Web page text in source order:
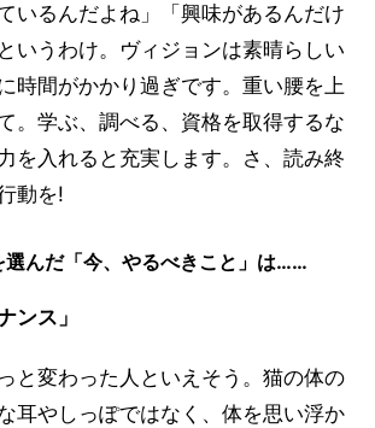
いるんだよね」「興味があるんだけ
いうわけ。ヴィジョンは素晴らしい
時間がかかり過ぎです。重い腰を上
。学ぶ、調べる、資格を取得するな
を入れると充実します。さ、読み終
動を!
選んだ「今、やるべきこと」は……
ンス」
と変わった人といえそう。猫の体の
耳やしっぽではなく、体を思い浮か